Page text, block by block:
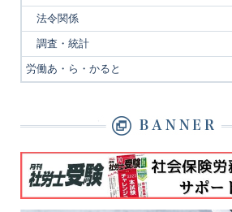
法令関係
調査・統計
労働あ・ら・かると